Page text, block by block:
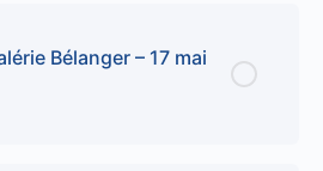
Bélanger – 17 mai